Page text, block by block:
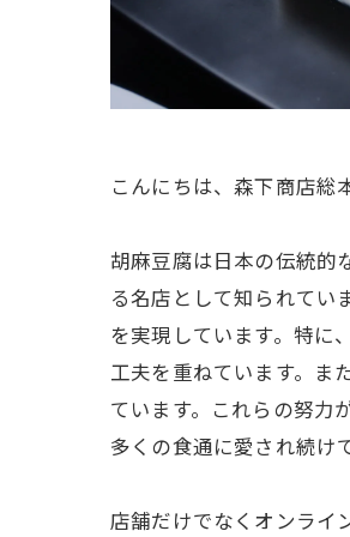
こんにちは、森下商店総
胡麻豆腐は日本の伝統的
る名店として知られてい
を実現しています。特に
工夫を重ねています。ま
ています。これらの努力
多くの食通に愛され続け
店舗だけでなくオンライ